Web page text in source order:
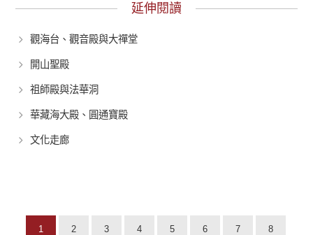
延伸閱讀
觀海台、觀音殿與大禪堂
開山聖殿
祖師殿與法華洞
華藏海大殿、圓通寶殿
文化走廊
1 2 3 4 5 6 7 8